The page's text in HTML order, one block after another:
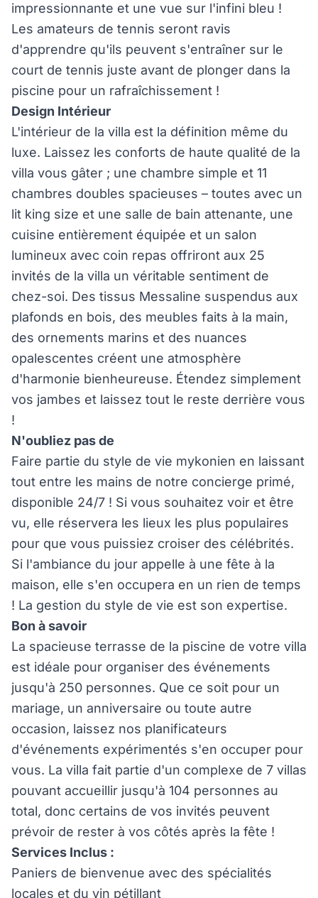
impressionnante et une vue sur l'infini bleu !
Les amateurs de tennis seront ravis
d'apprendre qu'ils peuvent s'entraîner sur le
court de tennis juste avant de plonger dans la
piscine pour un rafraîchissement !
Design Intérieur
L'intérieur de la villa est la définition même du
luxe. Laissez les conforts de haute qualité de la
villa vous gâter ; une chambre simple et 11
chambres doubles spacieuses – toutes avec un
lit king size et une salle de bain attenante, une
cuisine entièrement équipée et un salon
lumineux avec coin repas offriront aux 25
invités de la villa un véritable sentiment de
chez-soi. Des tissus Messaline suspendus aux
plafonds en bois, des meubles faits à la main,
des ornements marins et des nuances
opalescentes créent une atmosphère
d'harmonie bienheureuse. Étendez simplement
vos jambes et laissez tout le reste derrière vous
!
N'oubliez pas de
Faire partie du style de vie mykonien en laissant
tout entre les mains de notre concierge primé,
disponible 24/7 ! Si vous souhaitez voir et être
vu, elle réservera les lieux les plus populaires
pour que vous puissiez croiser des célébrités.
Si l'ambiance du jour appelle à une fête à la
maison, elle s'en occupera en un rien de temps
! La gestion du style de vie est son expertise.
Bon à savoir
La spacieuse terrasse de la piscine de votre villa
est idéale pour organiser des événements
jusqu'à 250 personnes. Que ce soit pour un
mariage, un anniversaire ou toute autre
occasion, laissez nos planificateurs
d'événements expérimentés s'en occuper pour
vous. La villa fait partie d'un complexe de 7 villas
pouvant accueillir jusqu'à 104 personnes au
total, donc certains de vos invités peuvent
prévoir de rester à vos côtés après la fête !
Services Inclus :
Paniers de bienvenue avec des spécialités
locales et du vin pétillant